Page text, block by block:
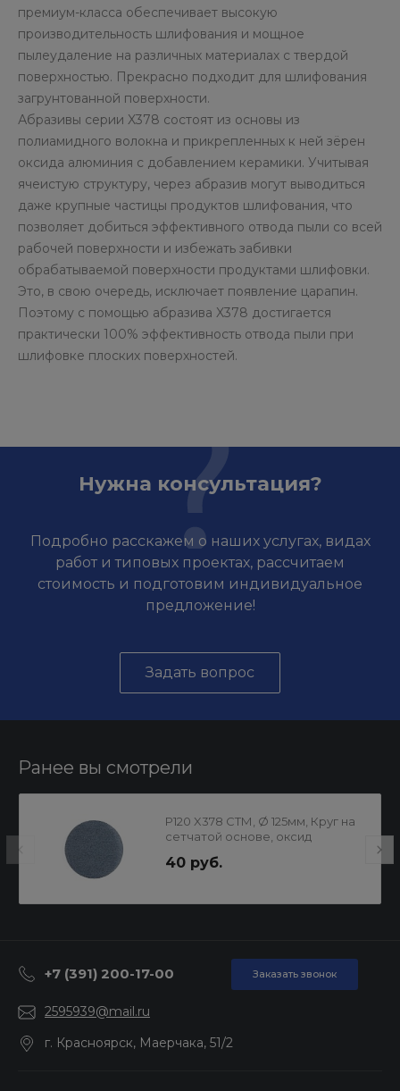
премиум-класса обеспечивает высокую
производительность шлифования и мощное
пылеудаление на различных материалах с твердой
поверхностью. Прекрасно подходит для шлифования
загрунтованной поверхности.
Абразивы серии X378 состоят из основы из
полиамидного волокна и прикрепленных к ней зёрен
оксида алюминия с добавлением керамики. Учитывая
ячеистую структуру, через абразив могут выводиться
даже крупные частицы продуктов шлифования, что
позволяет добиться эффективного отвода пыли со всей
рабочей поверхности и избежать забивки
обрабатываемой поверхности продуктами шлифовки.
Это, в свою очередь, исключает появление царапин.
Поэтому с помощью абразива X378 достигается
практически 100% эффективность отвода пыли при
шлифовке плоских поверхностей.
Нужна консультация?
Подробно расскажем о наших услугах, видах
работ и типовых проектах, рассчитаем
стоимость и подготовим индивидуальное
предложение!
Задать вопрос
Ранее вы смотрели
P120 X378 СТМ, Ø 125мм, Круг на
сетчатой основе, оксид
40 руб.
+7 (391) 200-17-00 Заказать звонок
2595939@mail.ru
г. Красноярск, Маерчака, 51/2